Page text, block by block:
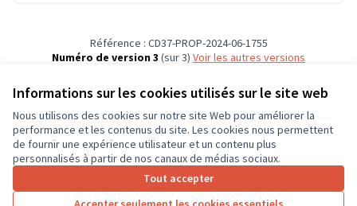
Informations sur les cookies utilisés sur le site web
Nous utilisons des cookies sur notre site Web pour améliorer la
performance et les contenus du site. Les cookies nous permettent
de fournir une expérience utilisateur et un contenu plus
personnalisés à partir de nos canaux de médias sociaux.
Tout accepter
Référence : CD37-PROP-2024-06-1755
Numéro de version 3 (sur 3)
voir les autres versions
Conditions d'utilisation
Paramètres des cookies
CD37 sur X
(Lien externe)
CD37 sur Facebook
CD37 sur Instagram
CD37 sur YouTube
(Lien externe)